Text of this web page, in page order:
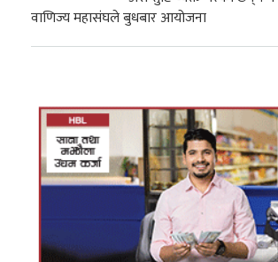
वाणिज्य महासंघले बुधबार आयोजना